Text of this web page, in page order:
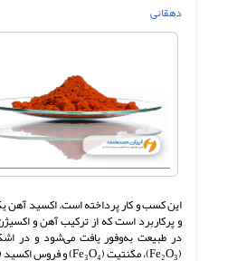
دهقانی
این کسب و کار پرداخته است. اکسید آهن
و پرکاربرد است که از ترکیب آهن و
در طبیعت به‌وفور یافت می‌شود و در
(Fe₂O₃)، مگنتیت (Fe₃O₄) و فروس اکسید (FeO) حضور دارد.